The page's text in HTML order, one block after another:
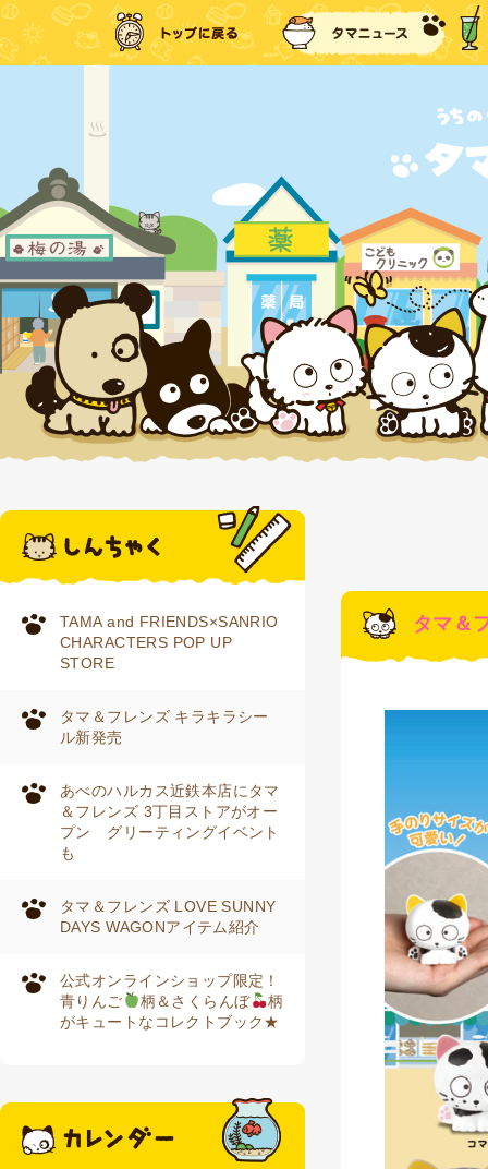
トップに戻る タ
TAMA and FRIENDS×SANRIO
CHARACTERS POP UP
STORE
タマ＆フレンズ キラキラシー
ル新発売
あべのハルカス近鉄本店にタマ
＆フレンズ 3丁目ストアがオー
プン グリーティングイベント
も
タマ＆フレンズ LOVE SUNNY
DAYS WAGONアイテム紹介
公式オンラインショップ限定！
青りんご
柄＆さくらんぼ
柄
がキュートなコレクトブック★
タマ＆